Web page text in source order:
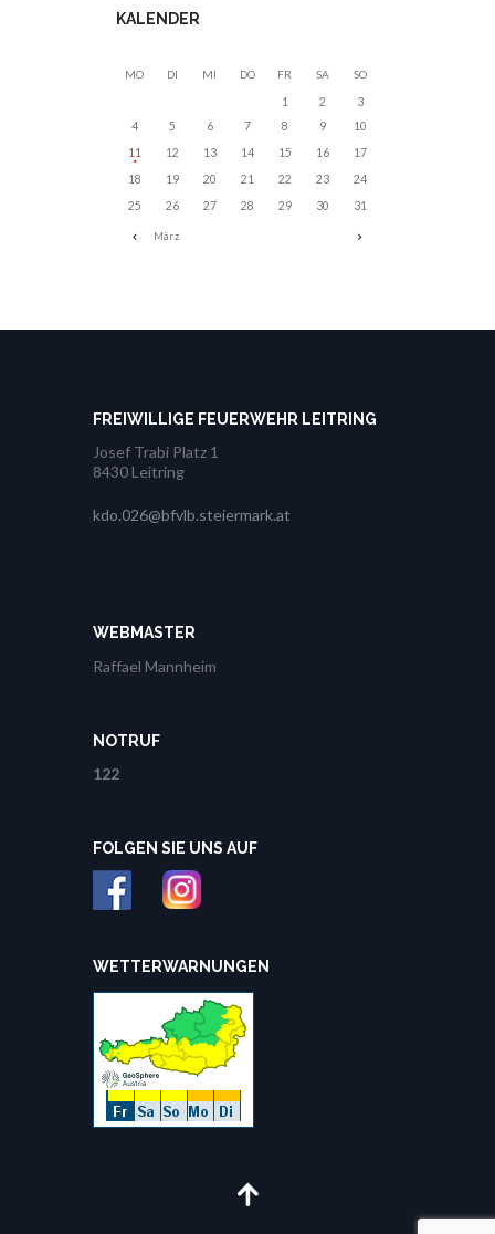
KALENDER
März
MO DI MI DO FR SA SO
1 2
3
4
5 6 7 8 9
10
11
12 13 14 15 16
17
18
19 20 21 22 23
24
25
26 27 28 29 30 31
FREIWILLIGE FEUERWEHR LEITRING
Josef Trabi Platz 1
8430 Leitring
kdo.026@bfvlb.steiermark.at
WEBMASTER
Raffael Mannheim
NOTRUF
122
FOLGEN SIE UNS AUF
WETTERWARNUNGEN